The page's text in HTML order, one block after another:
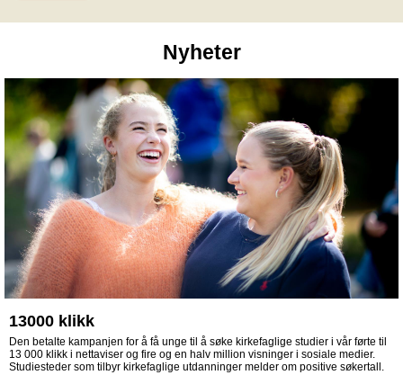
Nyheter
13000 klikk
Den betalte kampanjen for å få unge til å søke kirkefaglige studier i vår førte til
13 000 klikk i nettaviser og fire og en halv million visninger i sosiale medier.
Studiesteder som tilbyr kirkefaglige utdanninger melder om positive søkertall.